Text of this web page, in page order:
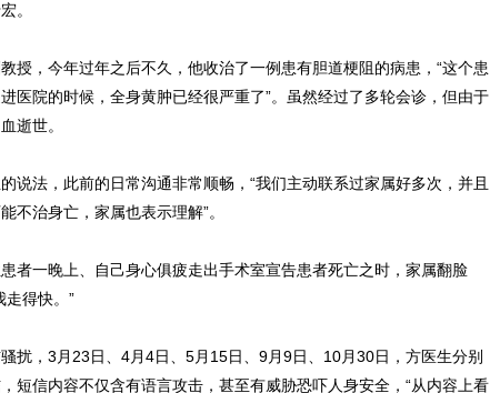
。
，今年过年之后不久，他收治了一例患有胆道梗阻的病患，“这个患
医院的时候，全身黄肿已经很严重了”。虽然经过了多轮会诊，但由于
逝世。
法，此前的日常沟通非常顺畅，“我们主动联系过家属好多次，并且
不治身亡，家属也表示理解”。
一晚上、自己身心俱疲走出手术室宣告患者死亡之时，家属翻脸
走得快。”
，3月23日、4月4日、5月15日、9月9日、10月30日，方医生分别
短信内容不仅含有语言攻击，甚至有威胁恐吓人身安全，“从内容上看